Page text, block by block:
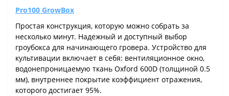
Pro100 GrowBox
Простая конструкция, которую можно собрать за
несколько минут. Надежный и доступный выбор
гроубокса для начинающего гровера. Устройство для
культивации включает в себя: вентиляционное окно,
водонепроницаемую ткань Oxford 600D (толщиной 0.5
мм), внутреннее покрытие коэффициент отражения,
которого достигает 95%.